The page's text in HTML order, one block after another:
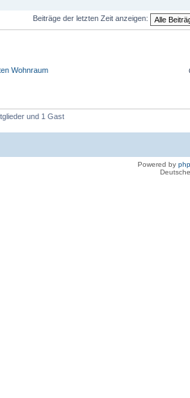
Beiträge der letzten Zeit anzeigen:
Wohnraum
und 1 Gast
Powered by